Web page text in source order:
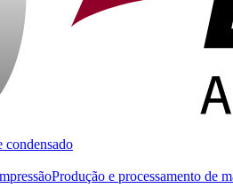
condensado
Produção e processamento de